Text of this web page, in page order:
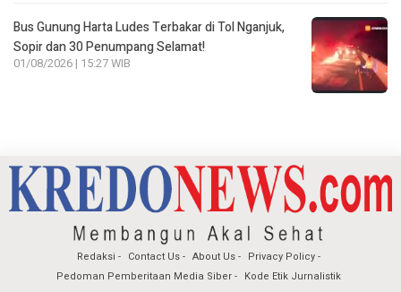
Bus Gunung Harta Ludes Terbakar di Tol Nganjuk,
Sopir dan 30 Penumpang Selamat!
01/08/2026 | 15:27 WIB
Redaksi Contact Us About Us
Privacy Policy
Pedoman Pemberitaan Media Siber
Kode Etik Jurnalistik